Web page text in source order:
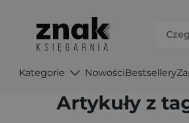
Kategorie NowościBestsellery
Artykuły z